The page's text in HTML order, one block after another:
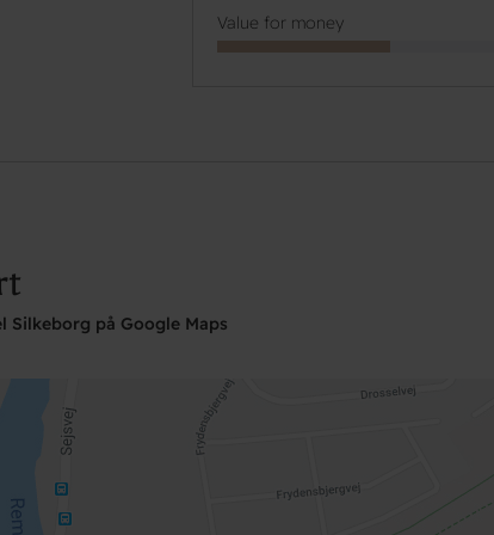
Value for money
på Google Maps